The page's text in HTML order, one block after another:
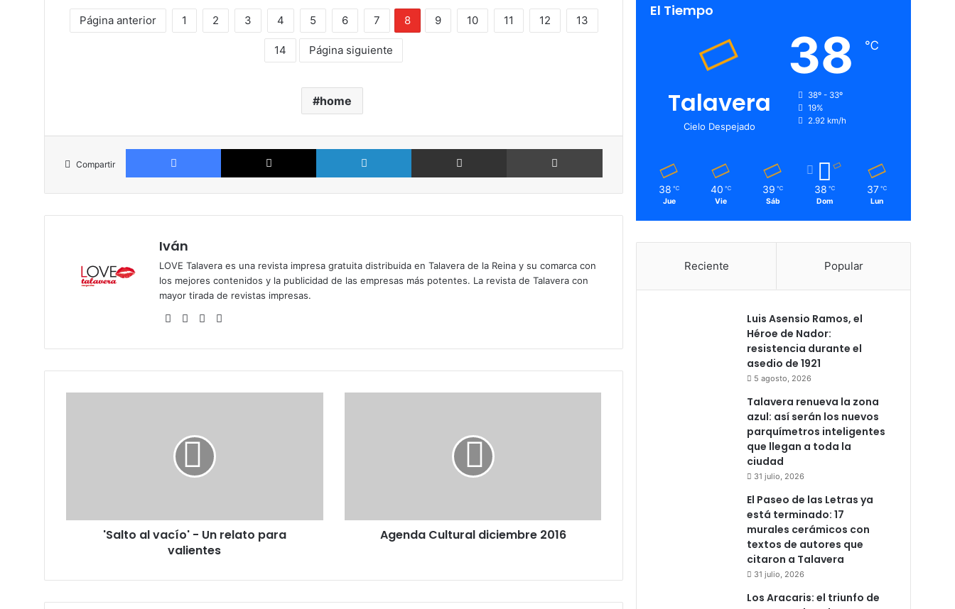
Página anterior 1 2 3 4 5 6 7 8 9 10 11 12 13
14 Página siguiente
home
Compartir
Facebook X LinkedIn Compartir por Email
Iván
LOVE Talavera es una revista impresa gratuita distribuida en Talavera de la Reina y su comarca con
los mejores contenidos y la publicidad de las empresas más potentes. La revista de Talavera con
mayor tirada de revistas impresas.
Siti
we
b
Fa
bo
ok
X
ra
m
v
o
'Salto al vacío' - Un relato para
valientes
l
a
Agenda Cultural diciembre 2016
El Tiempo
Talavera
Cielo Despejado
38 ℃
38º - 33º
19%
2.92 km/h
38 ℃
Jue
40 ℃
Vie
39 ℃
Sáb
38 ℃
Dom
37 ℃
Lun
Reciente Popular
Luis Asensio Ramos, el
Héroe de Nador:
resistencia durante el
asedio de 1921
5 agosto, 2026
Talavera renueva la zona
azul: así serán los nuevos
parquímetros inteligentes
que llegan a toda la
ciudad
31 julio, 2026
El Paseo de las Letras ya
está terminado: 17
murales cerámicos con
textos de autores que
citaron a Talavera
31 julio, 2026
Los Aracaris: el triunfo de